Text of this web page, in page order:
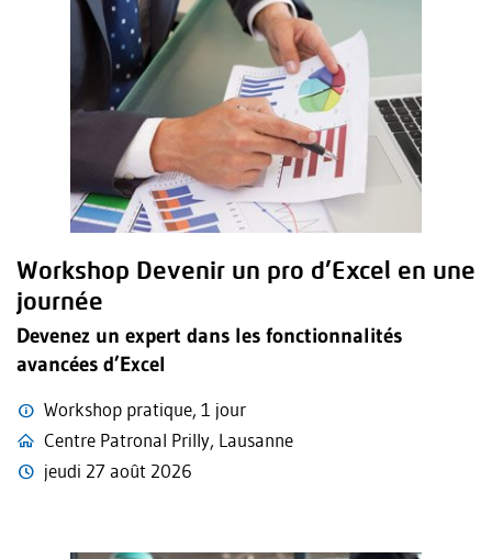
Workshop Devenir un pro d’Excel en une
journée
Devenez un expert dans les fonctionnalités
avancées d’Excel
Workshop pratique, 1 jour
Centre Patronal Prilly, Lausanne
jeudi 27 août 2026